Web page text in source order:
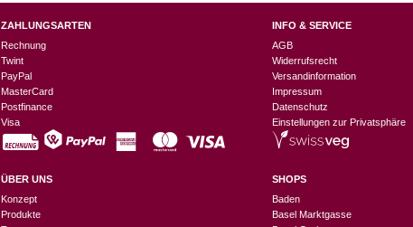
ZAHLUNGSARTEN
Rechnung
Twint
PayPal
MasterCard
Postfinance
Visa
ÜBER UNS
Konzept
Produkte
INFO & SERVICE
AGB
Widerrufsrecht
Versandinformation
Impressum
Datenschutz
Einstellungen zur Privatsphäre
SHOPS
Baden
Basel Marktgasse